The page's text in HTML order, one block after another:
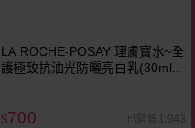
LA ROCHE-POSAY 理膚寶水~全
護極致抗油光防曬亮白乳(30ml)
$700 已銷售1,943